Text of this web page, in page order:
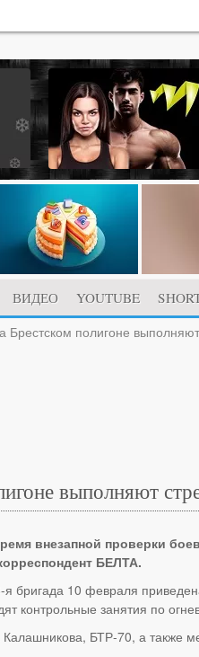
ВИДЕО YOUTUBE
Брестском полигоне
выполняют
внезапной проверки
БЕЛТА.
бригада 10 февраля
контрольные занятия по
БТР-70, а также